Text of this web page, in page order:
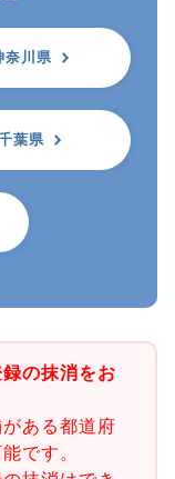
奈川県
葉県
の抹消をお
ある都道府
です。